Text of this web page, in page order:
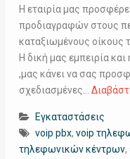
Η εταιρία μας
προδιαγραφών στους
καταξιωμένους οίκους
Η δική μας εμπειρία
,μας κάνει να σας
σχεδιασμένες…
Εγκαταστάσεις
voip pbx, voip
τηλεφωνικών κέντρων,